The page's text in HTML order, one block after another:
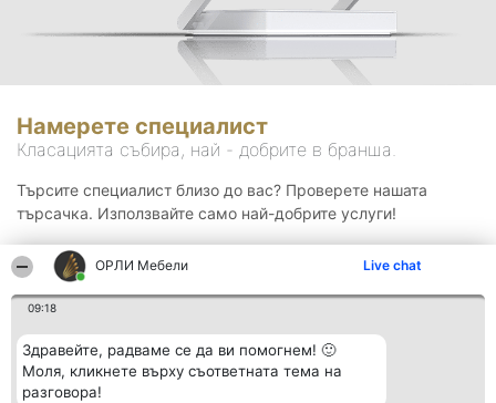
ОРЛИ Мебели Live chat
09:18
Здравейте, радваме се да ви помогнем! 🙂
Моля, кликнете върху съответната тема на
разговора!
Намерете специалист
Класацията събира, най - добрите в бранша.
Търсите специалист близо до вас? Проверете нашата
търсачка. Използвайте само най-добрите услуги!